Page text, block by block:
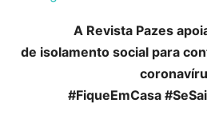
A Revista Pazes
de isolamento social para
#FiqueEmCasa